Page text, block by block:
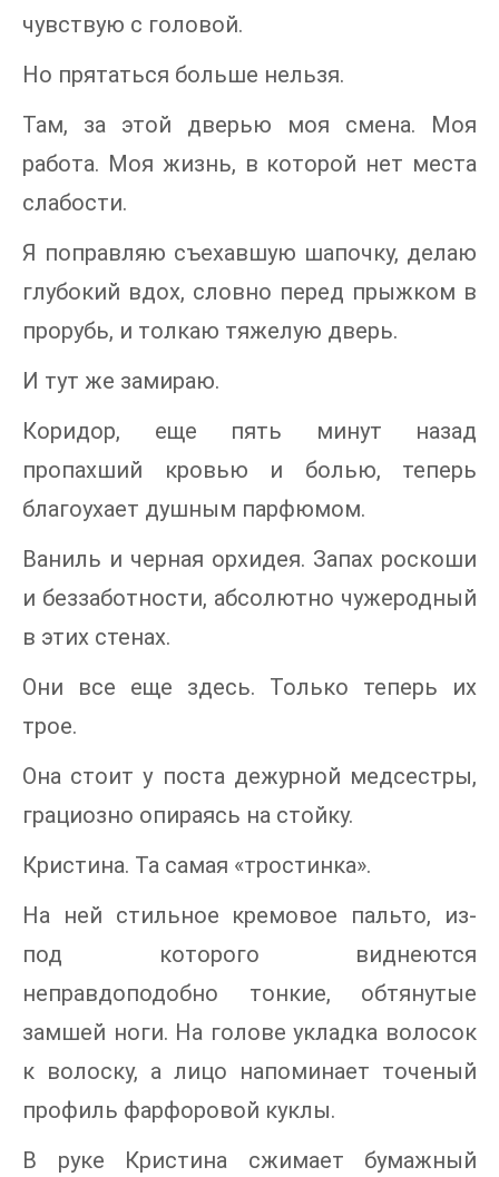
чувствую с головой.
Но прятаться больше нельзя.
Там, за этой дверью моя смена. Моя
работа. Моя жизнь, в которой нет места
слабости.
Я поправляю съехавшую шапочку, делаю
глубокий вдох, словно перед прыжком в
прорубь, и толкаю тяжелую дверь.
И тут же замираю.
Коридор, еще пять минут назад
пропахший кровью и болью, теперь
благоухает душным парфюмом.
Ваниль и черная орхидея. Запах роскоши
и беззаботности, абсолютно чужеродный
в этих стенах.
Они все еще здесь. Только теперь их
трое.
Она стоит у поста дежурной медсестры,
грациозно опираясь на стойку.
Кристина. Та самая «тростинка».
На ней стильное кремовое пальто, из-
под которого виднеются
неправдоподобно тонкие, обтянутые
замшей ноги. На голове укладка волосок
к волоску, а лицо напоминает точеный
профиль фарфоровой куклы.
В руке Кристина сжимает бумажный